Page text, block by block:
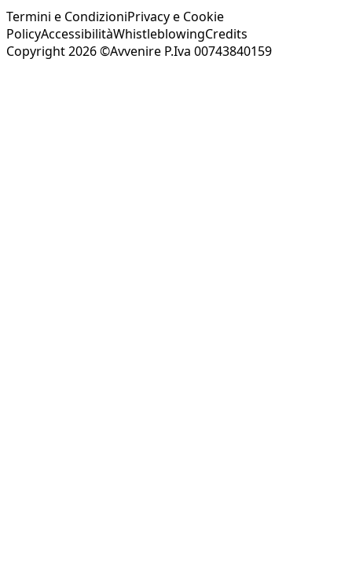
Termini e CondizioniPrivacy e Cookie
PolicyAccessibilitàWhistleblowingCredits
Copyright 2026 ©Avvenire P.Iva 00743840159